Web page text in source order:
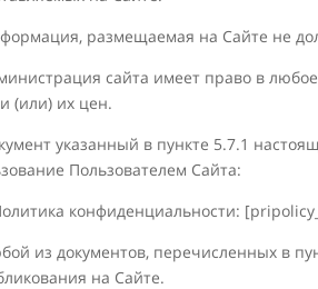
размещаемая на Сайте не
сайта имеет право в
(или) их цен.
указанный в пункте 5.7.1
Пользователем Сайта:
конфиденциальности:
из документов, перечисленных в
на Сайте.